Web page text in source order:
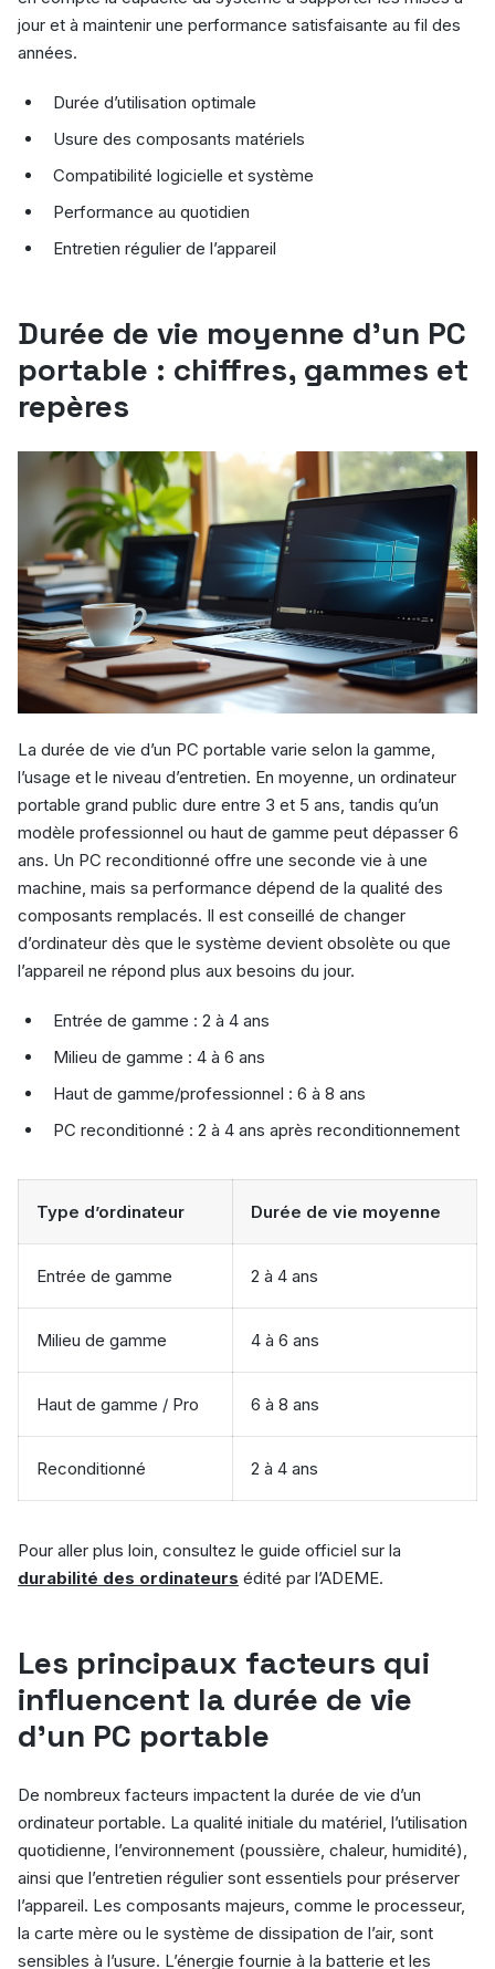
jour et à maintenir une performance satisfaisante au fil des
années.
Durée d’utilisation optimale
Usure des composants matériels
Compatibilité logicielle et système
Performance au quotidien
Entretien régulier de l’appareil
Durée de vie moyenne d’un PC
portable : chiffres, gammes et
repères
La durée de vie d’un PC portable varie selon la gamme,
l’usage et le niveau d’entretien. En moyenne, un ordinateur
portable grand public dure entre 3 et 5 ans, tandis qu’un
modèle professionnel ou haut de gamme peut dépasser 6
ans. Un PC reconditionné offre une seconde vie à une
machine, mais sa performance dépend de la qualité des
composants remplacés. Il est conseillé de changer
d’ordinateur dès que le système devient obsolète ou que
l’appareil ne répond plus aux besoins du jour.
Entrée de gamme : 2 à 4 ans
Milieu de gamme : 4 à 6 ans
Haut de gamme/professionnel : 6 à 8 ans
PC reconditionné : 2 à 4 ans après reconditionnement
Type d’ordinateur Durée de vie moyenne
Entrée de gamme 2 à 4 ans
Milieu de gamme 4 à 6 ans
Haut de gamme / Pro 6 à 8 ans
Reconditionné 2 à 4 ans
Pour aller plus loin, consultez le guide officiel sur la
durabilité des ordinateurs édité par l’ADEME.
Les principaux facteurs qui
influencent la durée de vie
d’un PC portable
De nombreux facteurs impactent la durée de vie d’un
ordinateur portable. La qualité initiale du matériel, l’utilisation
quotidienne, l’environnement (poussière, chaleur, humidité),
ainsi que l’entretien régulier sont essentiels pour préserver
l’appareil. Les composants majeurs, comme le processeur,
la carte mère ou le système de dissipation de l’air, sont
sensibles à l’usure. L’énergie fournie à la batterie et les